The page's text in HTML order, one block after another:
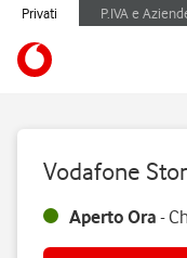
Privati P.IVA e
Vodafone
Aperto Ora -